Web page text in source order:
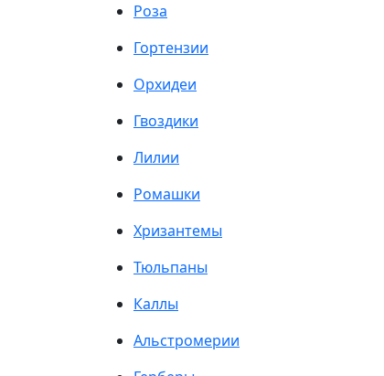
Роза
Гортензии
Орхидеи
Гвоздики
Лилии
Ромашки
Хризантемы
Тюльпаны
Каллы
Альстромерии